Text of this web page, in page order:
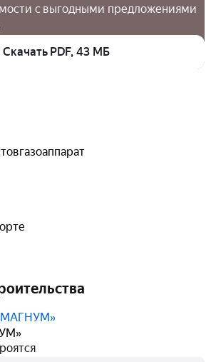
с выгодными предложениями
Скачать PDF, 43 МБ